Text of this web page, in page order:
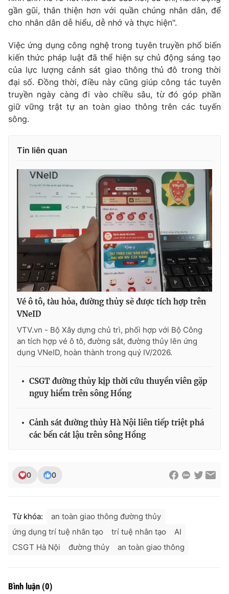
Ðiện thoại Thời báo VTV:
024.66 897 897
Email:toasoan@vtv.vn
® Cấm sao chép dưới mọi hình thức nếu không có sự chấp
thuận bằng văn bản. Ghi rõ nguồn VTV.vn khi phát hành lại
thông tin từ website này.
gần gũi, thân thiện hơn với quần chúng nhân dân, để
cho nhân dân dễ hiểu, dễ nhớ và thực hiện".
Việc ứng dụng công nghệ trong tuyên truyền phổ biến
kiến thức pháp luật đã thể hiện sự chủ động sáng tạo
của lực lượng cảnh sát giao thông thủ đô trong thời
đại số. Đồng thời, điều này cũng giúp công tác tuyên
truyền ngày càng đi vào chiều sâu, từ đó góp phần
giữ vững trật tự an toàn giao thông trên các tuyến
sông.
Tin liên quan
Vé ô tô, tàu hỏa, đường thủy sẽ được tích hợp trên
VNeID
VTV.vn - Bộ Xây dựng chủ trì, phối hợp với Bộ Công
an tích hợp vé ô tô, đường sắt, đường thủy lên ứng
dụng VNeID, hoàn thành trong quý IV/2026.
CSGT đường thủy kịp thời cứu thuyền viên gặp
nguy hiểm trên sông Hồng
Cảnh sát đường thủy Hà Nội liên tiếp triệt phá
các bến cát lậu trên sông Hồng
0 0
Từ khóa:
an toàn giao thông đường thủy
ứng dụng trí tuệ nhân tạo
trí tuệ nhân tạo
AI
CSGT Hà Nội
đường thủy an toàn giao thông
Bình luận (0)